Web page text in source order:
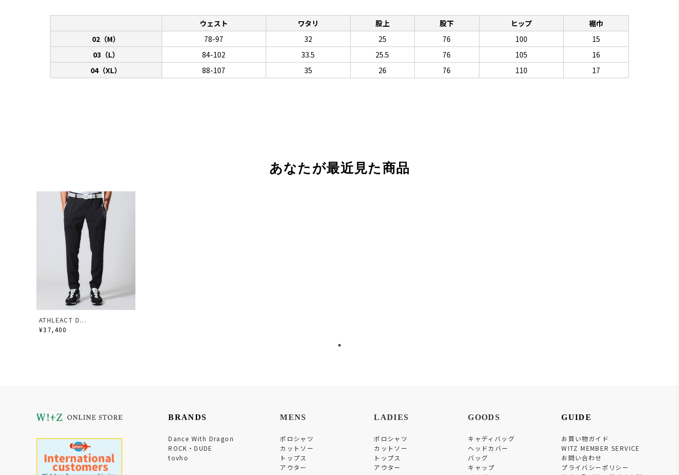
ウェスト ワタリ 股上 股下 ヒップ
裾巾
02（M）
78-97 32 25 76 100
15
03（L）
84-102 33.5 25.5 76 105
16
04（XL）
88-107 35 26 76 110 17
あなたが最近見た商品
ATHLEACT D...
¥37,400
BRANDS
Dance With Dragon
ROCK・DUDE
tovho
MENS
ポロシャツ
カットソー
トップス
アウター
LADIES
ポロシャツ
カットソー
トップス
アウター
GOODS
キャディバッグ
ヘッドカバー
バッグ
キャップ
GUIDE
お買い物ガイド
WITZ MEMBER SERVICE
お問い合わせ
プライバシーポリシー